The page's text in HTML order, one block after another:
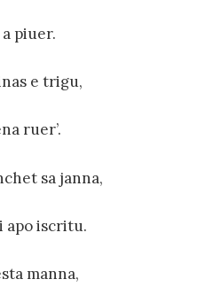
piuer.
e trigu,
ruer’.
sa janna,
apo iscritu.
manna,